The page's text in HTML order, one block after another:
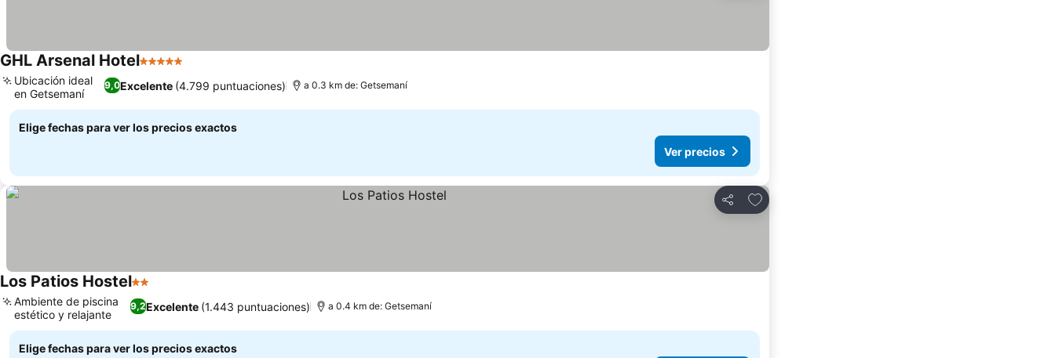
GHL Arsenal Hotel5 Estrellas
9,0Excelente (4.799 puntuaciones)
Ubicación ideal
en Getsemaní
a 0.3 km de: Getsemaní
Elige fechas para ver los precios exactos
Ver precios
Compartir
Agregar a favoritos
Los Patios Hostel2 Estrellas
9,2Excelente (1.443 puntuaciones)
Ambiente de piscina
estético y relajante
a 0.4 km de: Getsemaní
Elige fechas para ver los precios exactos